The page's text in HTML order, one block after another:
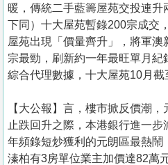
暖，傳統二手藍籌屋苑交投連升
下同）十大屋苑暫錄200宗成交
屋苑出現「價量齊升」，將軍
宗最勁，刷新約一年最旺單月
綜合代理數據，十大屋苑10月截
【大公報】言，樓市掀反價潮
止跌回升之際，本港銀行進一
年頻錄短炒獲利的元朗區最熱鬧
溱柏有3房單位業主加價達82萬